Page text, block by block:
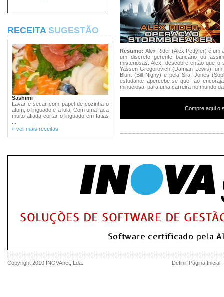
RECEITA SUGESTÃO
Sashimi
Lavar e secar com papel de cozinha o
atum, o linguado e a lula. Com uma faca
muito afiada cortar o linguado em fatias
» ver mais receitas
Resumo: Alex Rider (Alex Pettyfer) é um
um discreto gerente bancário ou
misteriosas. Alex, descobre então que
Yassen Gregorovich (Damian Lewis),
Blunt (Bill Nighy) e pela Sra. Jones
estudante apercebe-se que, ao
minuciosa, para uma carreira no mundo
Compre aqui o
Copyright 2010 INOVAnet , Lda. Definir Página Inicial